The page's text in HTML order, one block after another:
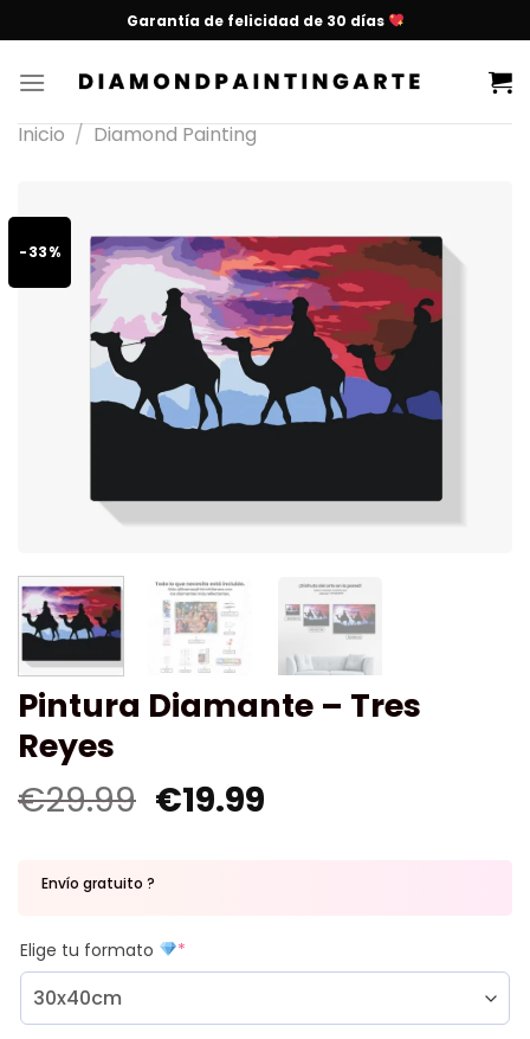
Garantía de felicidad de 30 días
Inicio / Diamond Painting
-33%
Pintura Diamante – Tres
Reyes
€29.99 €19.99
Envío gratuito ?
Elige tu formato *